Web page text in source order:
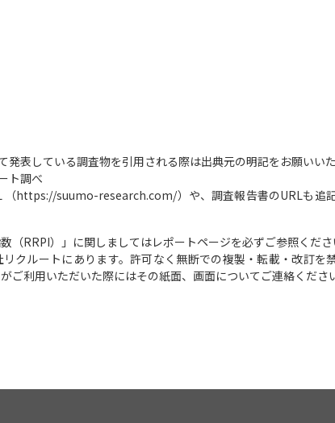
発表している調査物を引用される際は出典元の明記をお願いいた
ト調べ
（https://suumo-research.com/）や、調査報告書のURLも追
（RRPI）」に関しましてはレポートページを必ずご参照くださ
クルートにあります。許可なく無断での複製・転載・改訂を禁
ご利用いただいた際にはその紙面、画面についてご連絡くださ